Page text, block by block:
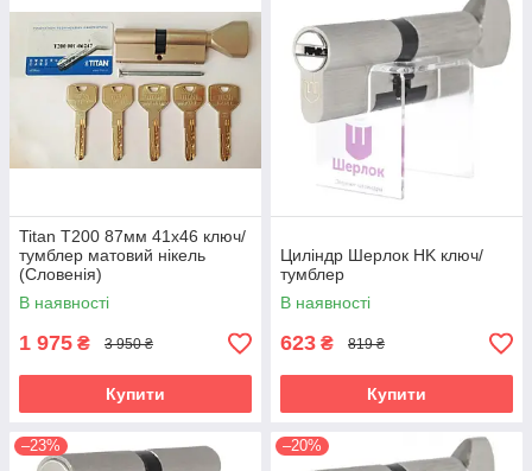
Titan Т200 87мм 41х46 ключ/
тумблер матовий нікель
(Словенія)
В наявності
1 975 ₴ 3 950 ₴
Купити
Циліндр Шерлок HK ключ/
тумблер
В наявності
623 ₴ 819 ₴
Купити
–23% –20%